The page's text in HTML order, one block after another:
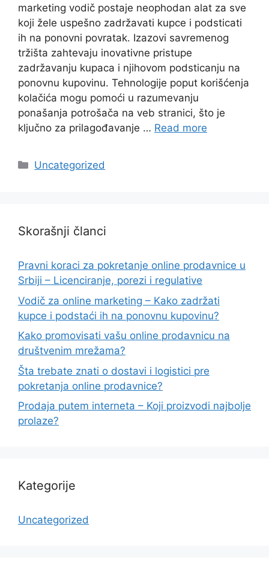
marketing vodič postaje neophodan alat za sve
koji žele uspešno zadržavati kupce i podsticati
ih na ponovni povratak. Izazovi savremenog
tržišta zahtevaju inovativne pristupe
zadržavanju kupaca i njihovom podsticanju na
ponovnu kupovinu. Tehnologije poput korišćenja
kolačića mogu pomoći u razumevanju
ponašanja potrošača na veb stranici, što je
ključno za prilagođavanje … Read more
Categories
Uncategorized
Skorašnji članci
Pravni koraci za pokretanje online prodavnice u
Srbiji – Licenciranje, porezi i regulative
Vodič za online marketing – Kako zadržati
kupce i podstaći ih na ponovnu kupovinu?
Kako promovisati vašu online prodavnicu na
društvenim mrežama?
Šta trebate znati o dostavi i logistici pre
pokretanja online prodavnice?
Prodaja putem interneta – Koji proizvodi najbolje
prolaze?
Kategorije
Uncategorized